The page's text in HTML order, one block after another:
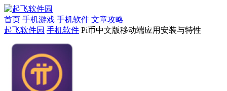
首页 手机游戏 手机软件 文章攻略
起飞软件园 手机软件 Pi币中文版移动端应用安装与特性